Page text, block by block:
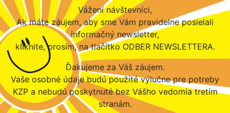
Vážení návštevníci,
Ak máte záujem, aby sme Vám pravidelne posielali
informačný newsletter,
kliknite, prosím, na tlačítko ODBER NEWSLETTERA.
Ďakujeme za Váš záujem.
Vaše osobné údaje budú použité výlučne pre potreby
KZP a nebudú poskytnuté bez Vášho vedomia tretím
stranám.